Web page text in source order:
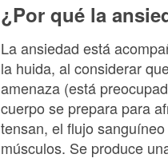
¿Por qué la
La ansiedad está
la huida, al considerar
amenaza (está
cuerpo se prepara para
tensan, el flujo
músculos. Se produce